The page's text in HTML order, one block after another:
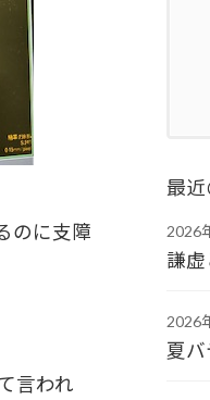
のに支障
言われ
最
2026
謙
2026
夏バ